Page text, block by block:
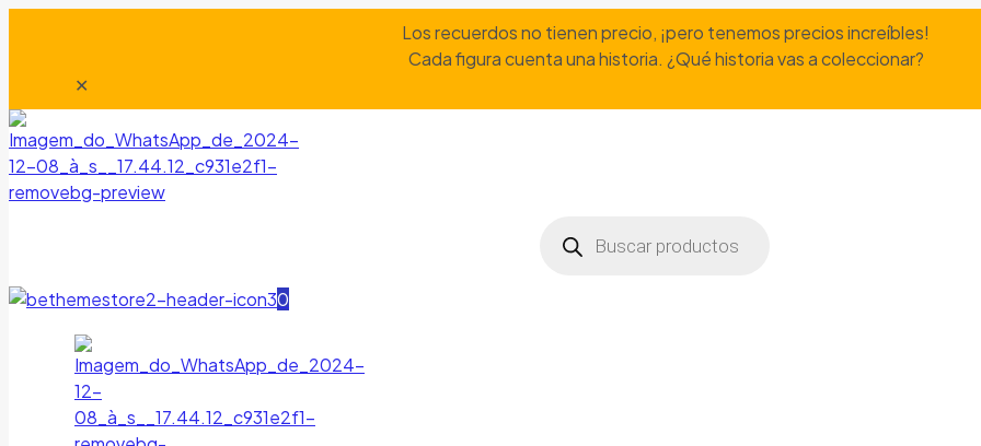
Los recuerdos no tienen precio, ¡pero tenemos precios increíbles!
Cada figura cuenta una historia. ¿Qué historia vas a coleccionar?
✕
productos
0